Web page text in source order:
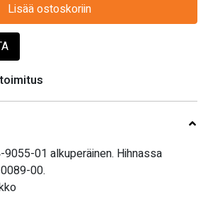
Lisää ostoskoriin
9055-01 alkuperäinen. Hihnassa
00.